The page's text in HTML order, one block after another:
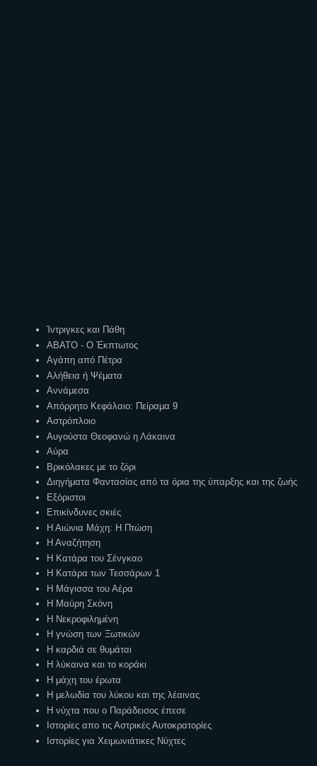
Ίντριγκες και Πάθη
ΑΒΑΤΟ - Ο Έκπτωτος
Αγάπη από Πέτρα
Αλήθεια ή Ψέματα
Αννάμεσα
Απόρρητο Κεφάλαιο: Πείραμα 9
Αστρόπλοιο
Αυγούστα Θεοφανώ η Λάκαινα
Αύρα
Βρικόλακες με το ζόρι
Διηγήματα Φαντασίας από τα όρια της ύπαρξης και της ζωής
Εξόριστοι
Επικίνδυνες σκιές
Η Αιώνια Μάχη: Η Πτώση
Η Αναζήτηση
Η Κατάρα του Σένγκαο
Η Κατάρα των Τεσσάρων 1
Η Μάγισσα του Αέρα
Η Μαύρη Σκόνη
Η Νεκροφιλημένη
Η γνώση των Ξωτικών
Η καρδιά σε θυμάται
Η λύκαινα και το κοράκι
Η μάχη του έρωτα
Η μελωδία του λύκου και της λέαινας
Η νύχτα που ο Παράδεισος έπεσε
Ιστορίες απο τις Αστρικές Αυτοκρατορίες
Ιστορίες για Χειμωνιάτικες Νύχτες